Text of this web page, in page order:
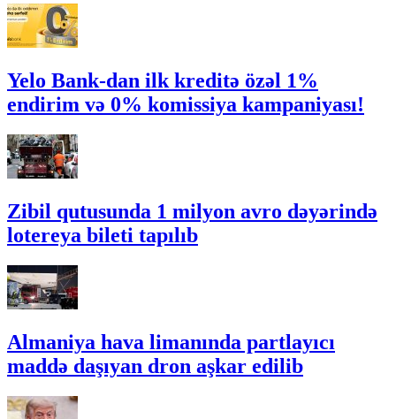
Yelo Bank-dan ilk kreditə özəl 1%
endirim və 0% komissiya kampaniyası!
Zibil qutusunda 1 milyon avro dəyərində
lotereya bileti tapılıb
Almaniya hava limanında partlayıcı
maddə daşıyan dron aşkar edilib